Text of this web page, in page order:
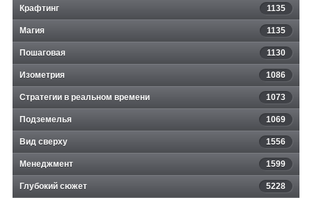
Крафтинг 1135
Магия 1135
Пошаговая 1130
Изометрия 1086
Стратегии в реальном времени 1073
Подземелья 1069
Вид сверху 1556
Менеджмент 1599
Глубокий сюжет 5228